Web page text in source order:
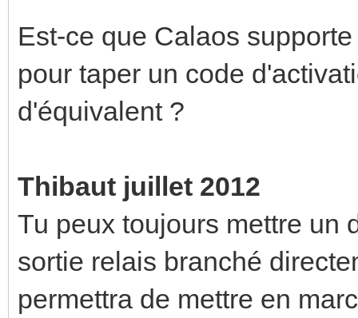
Est-ce que Calaos
pour taper un code
d'équivalent ?
Thibaut juillet 2012
Tu peux toujours mettre un
sortie relais branché
permettra de mettre en